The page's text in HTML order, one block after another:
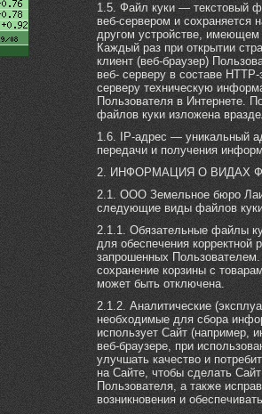
1.5. Файл куки — текстовый
веб-сервером и
другом устройстве, имеющем
Каждый раз при открытии
клиент (веб-браузер)
веб- серверу в составе
серверу техническую
Пользователя в Интернете.
файлов куки изложена
1.6. IP-адрес — уникальный
передачи и получения
2. ИНФОРМАЦИЯ О ВИДАХ
2.1. ООО Земельное бюро
следующие виды файлов
2.1.1. Обязательные файлы
для обеспечения корректной
запрошенных
сохранение корзины с
может быть отключена.
2.1.2. Аналитические
необходимые для сбора
использует Сайт (например,
веб-браузере, при
улучшать качество и
на Сайте, чтобы сделать
Пользователя, а также
возникновения и